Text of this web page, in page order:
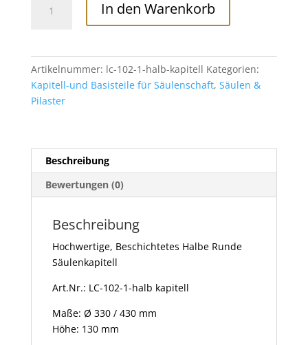
Säulenkapitell
102-
Ø
In den Warenkorb
Artikelnummer: lc-102-1-halb-kapitell Kategorien:
Kapitell-und Basisteile für Säulenschaft, Säulen &
Pilaster
Beschreibung
Bewertungen (0)
Beschreibung
Hochwertige, Beschichtetes Halbe Runde
Säulenkapitell
Art.Nr.: LC-102-1-halb kapitell
Maße: Ø 330 / 430 mm
Höhe: 130 mm